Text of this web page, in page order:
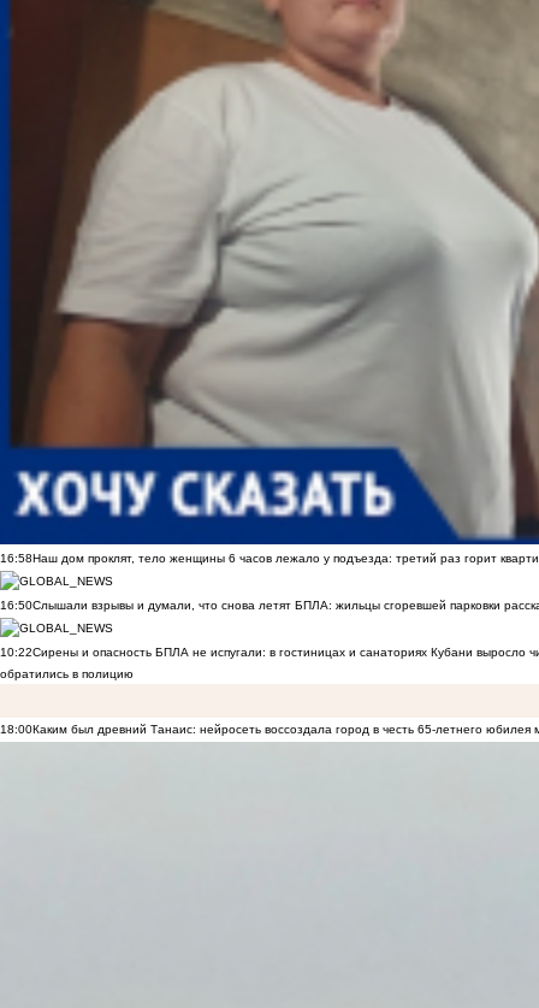
16:58Наш дом проклят, тело женщины 6 часов лежало у подъезда: третий раз горит
16:50Слышали взрывы и думали, что снова летят БПЛА: жильцы сгоревшей парковки
10:22Сирены и опасность БПЛА не испугали: в гостиницах и санаториях Кубани выросло
обратились в полицию
18:00Каким был древний Танаис: нейросеть воссоздала город в честь 65-летнего юбилея